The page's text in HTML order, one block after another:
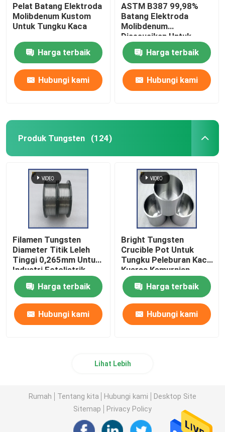
Pelat Batang Elektroda
Molibdenum Kustom
Untuk Tungku Kaca
Harga terbaik
Hubungi kami
ASTM B387 99,98%
Batang Elektroda
Molibdenum
Disesuaikan Untuk
Industri Kaca
Harga terbaik
Hubungi kami
Produk Tungsten (124)
Filamen Tungsten
Diameter Titik Leleh
Tinggi 0,265mm Untuk
Industri Fotolistrik
Harga terbaik
Hubungi kami
Bright Tungsten
Crucible Pot Untuk
Tungku Peleburan Kaca
Kuarsa Kemurnian
Tinggi Sinter Tungsten
Crucible Untuk Tungku
Vakum
Harga terbaik
Hubungi kami
Lihat Lebih
Rumah Tentang kita Hubungi kami
Desktop Site
Sitemap
Privacy Policy